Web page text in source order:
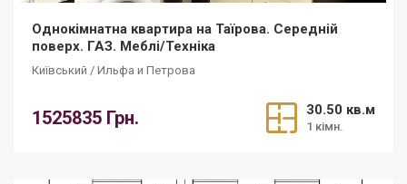
Однокімнатна квартира на Таїрова. Середній
поверх. ГАЗ. Меблі/Техніка
Київський / Ильфа и Петрова
1525835 Грн. 30.50 кв.м
1 кімн.